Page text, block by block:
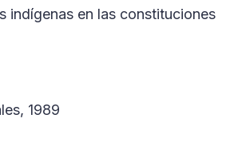
indígenas en las constituciones
1989